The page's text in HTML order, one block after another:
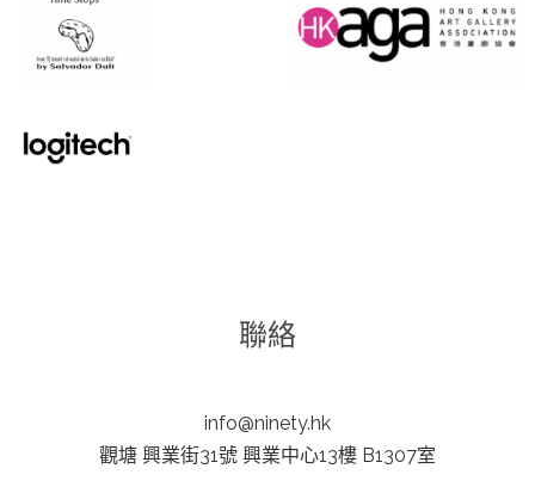
聯絡
info@ninety.hk
觀塘 興業街31號 興業中心13樓 B1307室